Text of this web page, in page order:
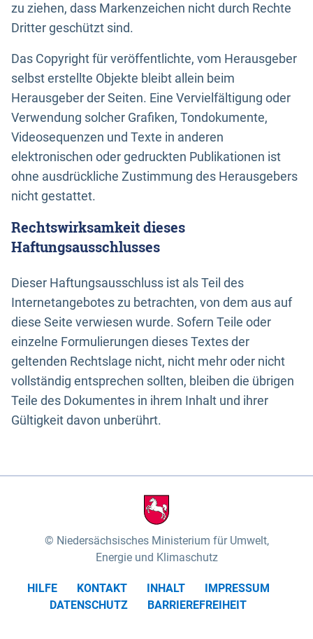
zu ziehen, dass Markenzeichen nicht durch Rechte
Dritter geschützt sind.
Das Copyright für veröffentlichte, vom Herausgeber
selbst erstellte Objekte bleibt allein beim
Herausgeber der Seiten. Eine Vervielfältigung oder
Verwendung solcher Grafiken, Tondokumente,
Videosequenzen und Texte in anderen
elektronischen oder gedruckten Publikationen ist
ohne ausdrückliche Zustimmung des Herausgebers
nicht gestattet.
Rechtswirksamkeit dieses
Haftungsausschlusses
Dieser Haftungsausschluss ist als Teil des
Internetangebotes zu betrachten, von dem aus auf
diese Seite verwiesen wurde. Sofern Teile oder
einzelne Formulierungen dieses Textes der
geltenden Rechtslage nicht, nicht mehr oder nicht
vollständig entsprechen sollten, bleiben die übrigen
Teile des Dokumentes in ihrem Inhalt und ihrer
Gültigkeit davon unberührt.
Niedersächsisches Ministerium für Umwelt,
Energie und Klimaschutz
HILFE KONTAKT INHALT
IMPRESSUM
DATENSCHUTZ
BARRIEREFREIHEIT